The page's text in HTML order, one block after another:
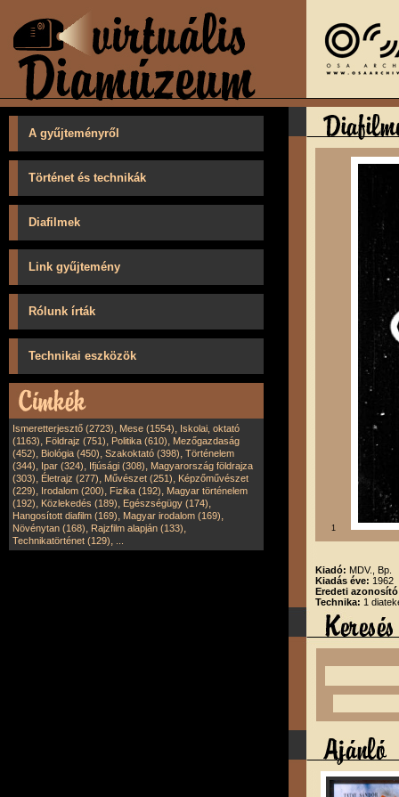
A gyűjteményről
Történet és technikák
Diafilmek
Link gyűjtemény
Rólunk írták
Technikai eszközök
Ismeretterjesztő (2723), Mese (1554), Iskolai, oktató
(1163), Földrajz (751), Politika (610), Mezőgazdaság
(452), Biológia (450), Szakoktató (398), Történelem
(344), Ipar (324), Ifjúsági (308), Magyarország földrajza
(303), Életrajz (277), Művészet (251), Képzőművészet
(229), Irodalom (200), Fizika (192), Magyar történelem
(192), Közlekedés (189), Egészségügy (174),
Hangosított diafilm (169), Magyar irodalom (169),
Növénytan (168), Rajzfilm alapján (133),
Technikatörténet (129),
1
Kiadó: MDV., Bp.
Kiadás éve: 1962
Eredeti
Technika: 1